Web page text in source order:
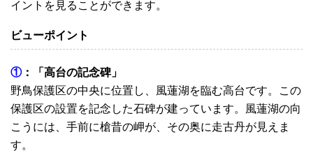
イントを見ることができます。
ビューポイント
①：「高台の記念碑」
野鳥保護区の中央に位置し、風蓮湖を臨む高台です。この
保護区の設置を記念した石碑が建っています。風蓮湖の向
こうには、手前に槍昔の岬が、その奥に走古丹が見えま
す。